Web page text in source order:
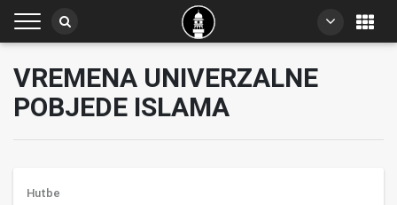
VREMENA UNIVERZALNE
POBJEDE ISLAMA
Hutbe